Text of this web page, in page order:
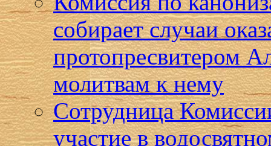
собирает случаи
протопресвитером
молитвам к нему
Сотрудница
участие в